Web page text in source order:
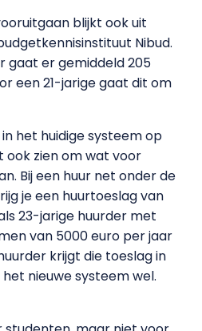
blijkt ook uit
Nibud.
gaat er gemiddeld 205
een 21-jarige gaat dit om
het huidige systeem op
zien om wat voor
Bij een huur net onder de
je een huurtoeslag van
23-jarige huurder met
van 5000 euro per jaar
krijgt die toeslag in
nieuwe systeem wel.